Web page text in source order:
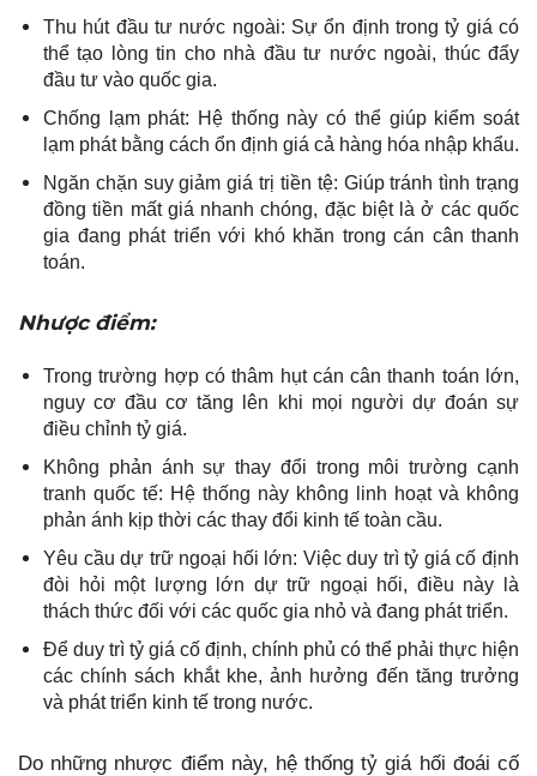
Thu hút đầu tư nước ngoài: Sự ổn định trong tỷ giá có
thể tạo lòng tin cho nhà đầu tư nước ngoài, thúc đẩy
đầu tư vào quốc gia.
Chống lạm phát: Hệ thống này có thể giúp kiểm soát
lạm phát bằng cách ổn định giá cả hàng hóa nhập khẩu.
Ngăn chặn suy giảm giá trị tiền tệ: Giúp tránh tình trạng
đồng tiền mất giá nhanh chóng, đặc biệt là ở các quốc
gia đang phát triển với khó khăn trong cán cân thanh
toán.
Nhược điểm:
Trong trường hợp có thâm hụt cán cân thanh toán lớn,
nguy cơ đầu cơ tăng lên khi mọi người dự đoán sự
điều chỉnh tỷ giá.
Không phản ánh sự thay đổi trong môi trường cạnh
tranh quốc tế: Hệ thống này không linh hoạt và không
phản ánh kịp thời các thay đổi kinh tế toàn cầu.
Yêu cầu dự trữ ngoại hối lớn: Việc duy trì tỷ giá cố định
đòi hỏi một lượng lớn dự trữ ngoại hối, điều này là
thách thức đối với các quốc gia nhỏ và đang phát triển.
Để duy trì tỷ giá cố định, chính phủ có thể phải thực hiện
các chính sách khắt khe, ảnh hưởng đến tăng trưởng
và phát triển kinh tế trong nước.
Do những nhược điểm này, hệ thống tỷ giá hối đoái cố